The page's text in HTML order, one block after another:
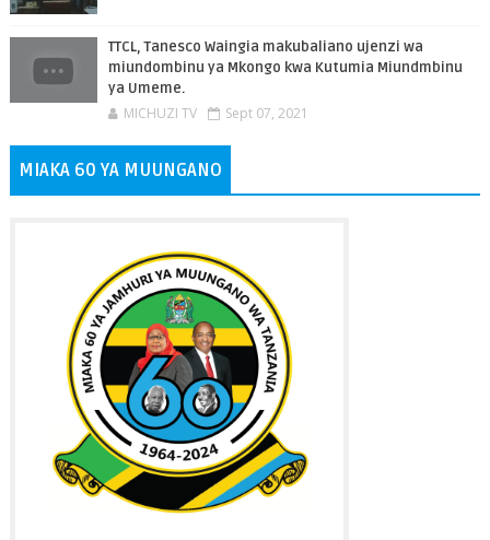
TTCL, Tanesco Waingia makubaliano ujenzi wa
miundombinu ya Mkongo kwa Kutumia Miundmbinu
ya Umeme.
MICHUZI TV Sept 07, 2021
MIAKA 60 YA MUUNGANO